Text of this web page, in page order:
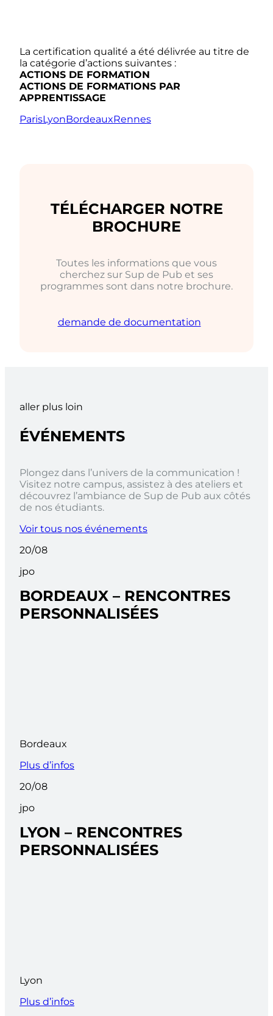
La certification qualité a été délivrée au titre de
la catégorie d’actions suivantes :
ACTIONS DE FORMATION
ACTIONS DE FORMATIONS PAR
APPRENTISSAGE
ParisLyonBordeauxRennes
TÉLÉCHARGER NOTRE
BROCHURE
Toutes les informations que vous
cherchez sur Sup de Pub et ses
programmes sont dans notre brochure.
demande de documentation
aller plus loin
ÉVÉNEMENTS
Plongez dans l’univers de la communication !
Visitez notre campus, assistez à des ateliers et
découvrez l’ambiance de Sup de Pub aux côtés
de nos étudiants.
Voir tous nos événements
20/08
jpo
BORDEAUX – RENCONTRES
PERSONNALISÉES
Bordeaux
Plus d’infos
20/08
jpo
LYON – RENCONTRES
PERSONNALISÉES
Lyon
Plus d’infos